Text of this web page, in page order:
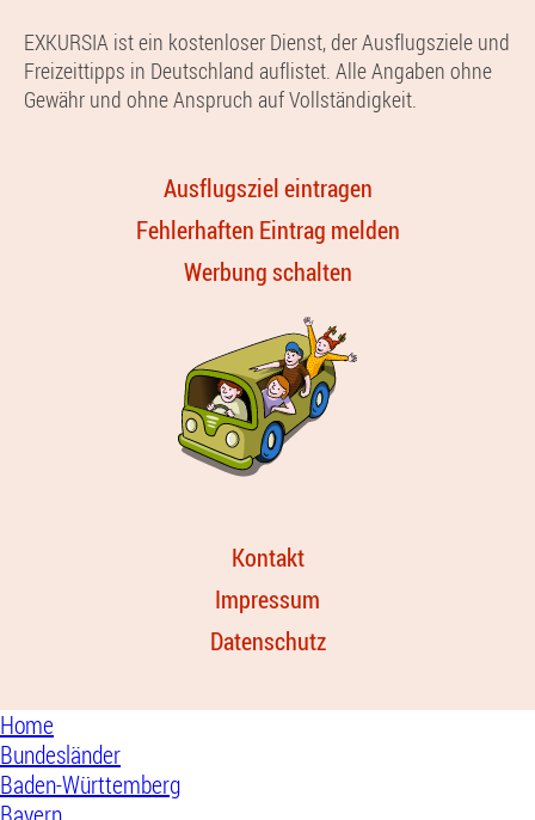
EXKURSIA ist ein kostenloser Dienst, der Ausflugsziele und
Freizeittipps in Deutschland auflistet. Alle Angaben ohne
Gewähr und ohne Anspruch auf Vollständigkeit.
Ausflugsziel eintragen
Fehlerhaften Eintrag melden
Werbung schalten
Kontakt
Impressum
Datenschutz
Home
Bundesländer
Baden-Württemberg